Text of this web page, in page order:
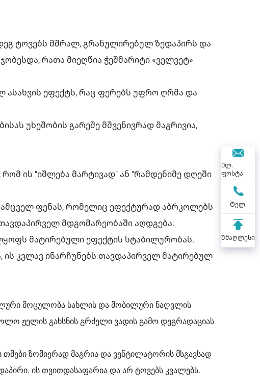
ტოვებს მშრალ, გრანულირებულ ზედაპირს და
რათა მიეღწია ჭეშმარიტი «ველვეტ»
ასახვის ეფექტს, რაც ფერებს უფრო ღრმა და
უხეშობის გარეშე მშვენივრად მაგრივია,
ის "იშლება მარტივად" ან "რამდენიმე დღეში
ფენას, რომელიც ეფექტურად აბრკოლებს
მდგომარეობაში აღდგება.
მატირებული ეფექტის სტაბილურობას.
ის კვლავ ინარჩუნებს თავდაპირველ მატირებულ
მოცულობა სახლის და მობილური ნაღვლის
ჟელის გახსნის გრძელი ვადის გამო დეგრადაციას
ზომიერად მაგრია და ვენტილატორის მსგავსად
ის თვითდასაფარია და არ ტოვებს კვალებს.
Ელ.
ფოსტა
Ტელ.
Უმაღლესი